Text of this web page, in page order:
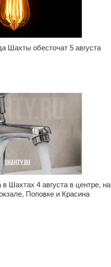
Шахты обесточат 5 августа
Шахтах 4 августа в центре, на
Поповке и Красина